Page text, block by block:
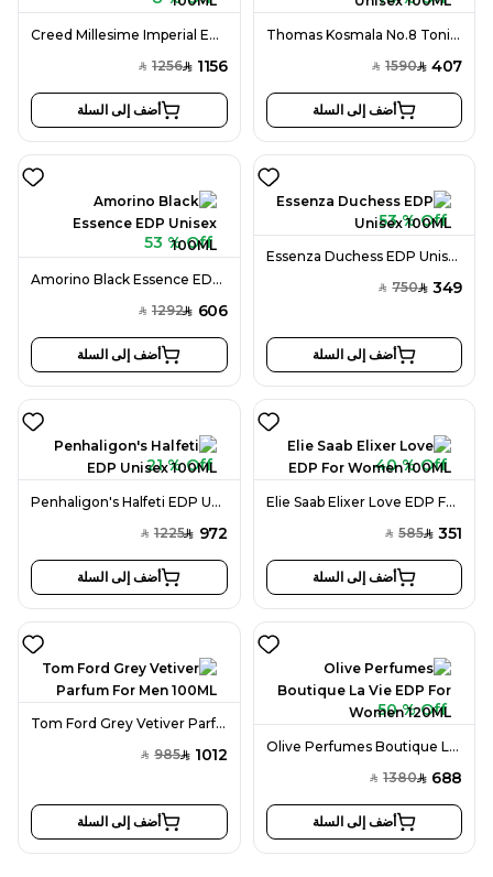
Thomas Kosmala No.8 Tonic Vert EDP Unisex 100ML
SAR 407
SAR 1590
أضف إلى السلة
Creed Millesime Imperial EDP Unisex 100ML
SAR 1156
SAR 1256
أضف إلى السلة
53 % Off
Essenza Duchess EDP Unisex 100ML
SAR 349
SAR 750
أضف إلى السلة
53 % Off
Amorino Black Essence EDP Unisex 100ML
SAR 606
SAR 1292
أضف إلى السلة
40 % Off
Elie Saab Elixer Love EDP For Women 100ML
SAR 351
SAR 585
أضف إلى السلة
21 % Off
Penhaligon's Halfeti EDP Unisex 100ML
SAR 972
SAR 1225
أضف إلى السلة
50 % Off
Olive Perfumes Boutique La Vie EDP For Women 120ML
SAR 688
SAR 1380
أضف إلى السلة
Tom Ford Grey Vetiver Parfum For Men 100ML
SAR 1012
SAR 985
أضف إلى السلة